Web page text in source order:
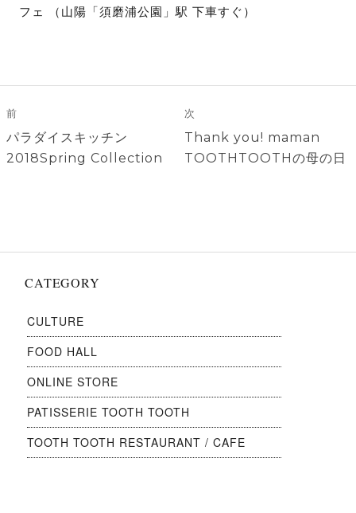
フェ （山陽「須磨浦公園」駅 下車すぐ）
稿
ナ
ビ
ョ
前
前
の
パラダイスキッチン
2018Spring Collection
次
次
の
Thank you! maman
TOOTHTOOTHの母の日
CATEGORY
CULTURE
FOOD HALL
ONLINE STORE
PATISSERIE TOOTH TOOTH
TOOTH TOOTH RESTAURANT / CAFE